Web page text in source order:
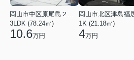
岡山市中区原尾島２丁目
3LDK (78.24㎡)
10.6万円
1K (21.18㎡)
4万円